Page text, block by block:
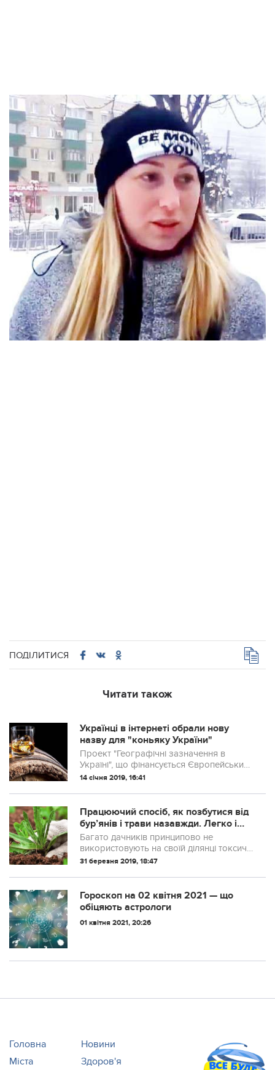
ПОДІЛИТИСЯ
Читати також
Українці в інтернеті обрали нову
назву для "коньяку України"
Проект "Географічні зазначення в
Україні", що фінансується Європейським
Союзом, представив результати
нову назву, яка прийде на заміну
"коньяку України".
14 січня 2019, 16:41
Працюючий спосіб, як позбутися від
бур’янів і трави назавжди. Легко і
надовго!
Багато дачників принципово не
використовують на своїй ділянці токсичні
склади для боротьби з бур’янами –
спосіб, як позбутися від бур’янів в
городі.
31 березня 2019, 18:47
Гороскоп на 02 квітня 2021 — що
обіцяють астрологи
01 квітня 2021, 20:26
Головна
Новини
Міста
Здоров'я